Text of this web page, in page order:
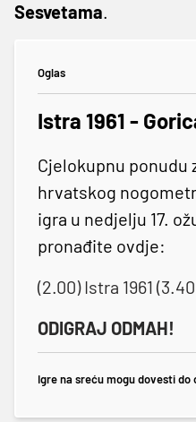
Sesvetama.
Oglas
Istra 1961 -
Cjelokupnu ponudu
hrvatskog
igra u nedjelju 17.
pronađite ovdje:
(2.00) Istra 1961
ODIGRAJ ODMAH!
Igre na sreću mogu dovesti do